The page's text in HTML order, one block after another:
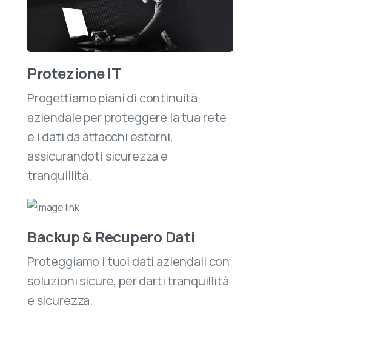
Protezione IT
Progettiamo piani di continuità
aziendale per proteggere la tua rete
e i dati da attacchi esterni,
assicurandoti sicurezza e
tranquillità.
Backup & Recupero Dati
Proteggiamo i tuoi dati aziendali con
soluzioni sicure, per darti tranquillità
e sicurezza.